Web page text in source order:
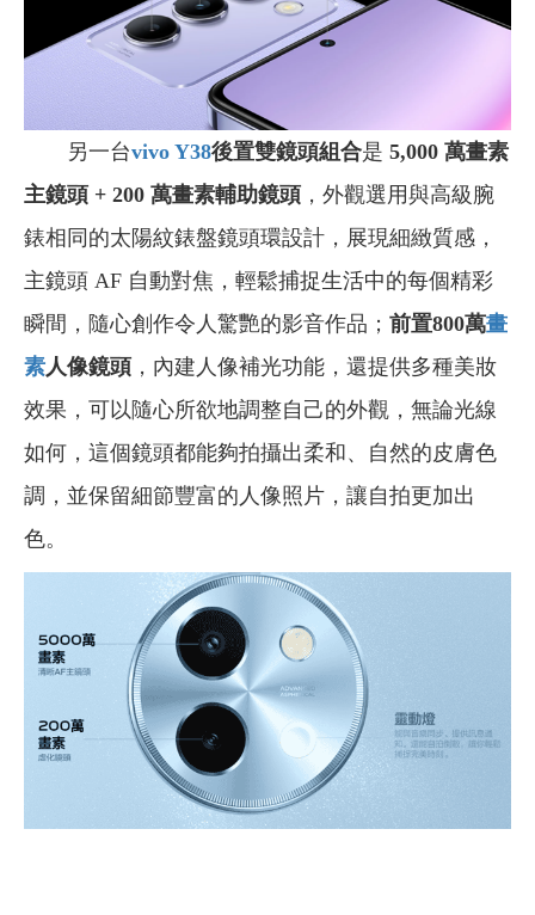
另一台vivo Y38後置雙鏡頭組合是 5,000 萬畫素
主鏡頭 + 200 萬畫素輔助鏡頭 ，外觀選用與高級腕
錶相同的太陽紋錶盤鏡頭環設計，展現細緻質感，
主鏡頭 AF 自動對焦，輕鬆捕捉生活中的每個精彩
瞬間，隨心創作令人驚艷的影音作品； 前置800萬畫
素人像鏡頭 ，內建人像補光功能，還提供多種美妝
效果，可以隨心所欲地調整自己的外觀，無論光線
如何，這個鏡頭都能夠拍攝出柔和、自然的皮膚色
調，並保留細節豐富的人像照片，讓自拍更加出
色。